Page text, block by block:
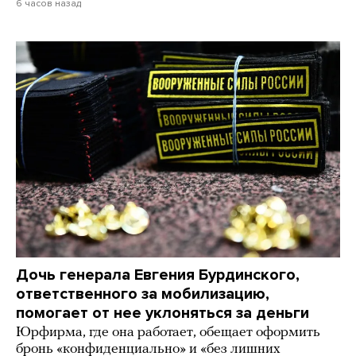
6 часов назад
Дочь генерала Евгения Бурдинского,
ответственного за мобилизацию,
помогает от нее уклоняться за деньги
Юрфирма, где она работает, обещает оформить
бронь «конфиденциально» и «без лишних